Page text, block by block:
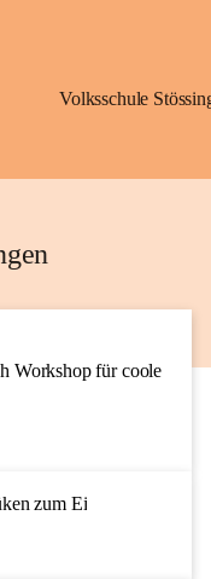
Volksschule
AUG
Workshop für coole
zum Ei